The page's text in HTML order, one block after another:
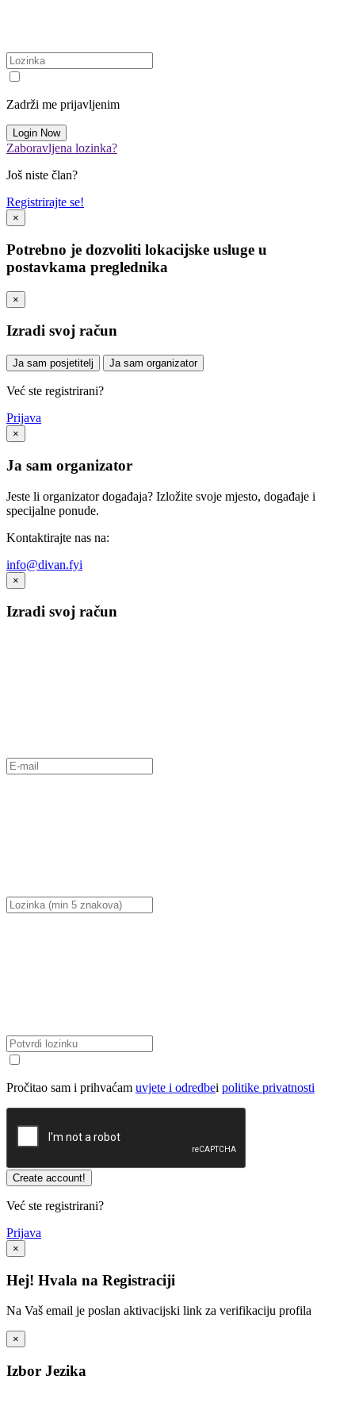
Zadrži me prijavljenim
Zaboravljena lozinka?
Još niste član?
Registrirajte se!
×
Potrebno je dozvoliti lokacijske usluge u
postavkama preglednika
×
Izradi svoj račun
Ja sam posjetitelj Ja sam organizator
Već ste registrirani?
Prijava
×
Ja sam organizator
Jeste li organizator događaja? Izložite svoje mjesto, događaje i
specijalne ponude.
Kontaktirajte nas na:
info@divan.fyi
×
Izradi svoj račun
Pročitao sam i prihvaćam uvjete i odredbei politike privatnosti
Već ste registrirani?
Prijava
×
Hej! Hvala na Registraciji
Na Vaš email je poslan aktivacijski link za verifikaciju profila
×
Izbor Jezika